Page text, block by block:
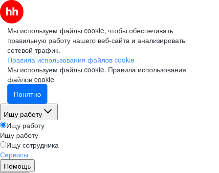
Мы используем файлы cookie, чтобы обеспечивать
правильную работу нашего веб-сайта и анализировать
сетевой трафик.
Правила использования файлов cookie
Мы используем файлы cookie. Правила использования
файлов cookie
Понятно
Ищу работу
Ищу работу
Ищу работу
Ищу сотрудника
Сервисы
Помощь